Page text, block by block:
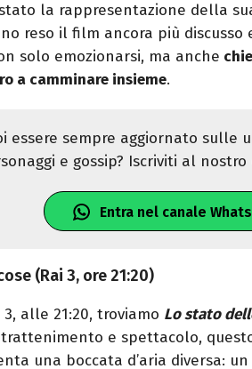
la rappresentazione della
reso il film ancora più discusso
solo emozionarsi, ma anche
a camminare insieme.
essere sempre aggiornato sulle
e gossip? Iscriviti al
Entra nel canale
(Rai 3, ore 21:20)
3, alle 21:20, troviamo Lo stato
e spettacolo,
una boccata d’aria diversa: